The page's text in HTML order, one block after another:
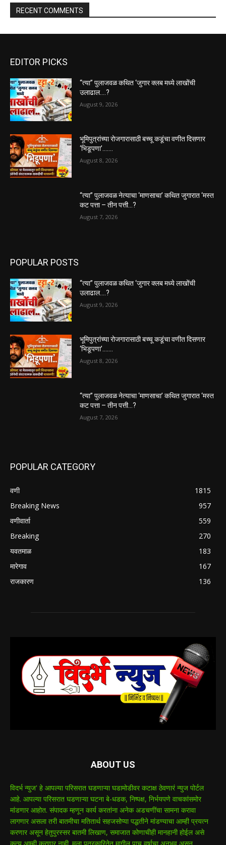
RECENT COMMENTS
EDITOR PICKS
“त्या” पुलाजवळ कथित ‘जुगार क्लब मध्ये लाखोंची
उलाढाल….?
August 9, 2026
भूमिपुत्रांच्या रोजगारासाठी बच्चू कडूंचा वणीत दिसणार
‘भिडूपणा’…….
August 8, 2026
“त्या” पुलाजवळ नेत्याचा ‘माणसाचा’ कथित जुगारात ‘मस्त
कट पत्ता – तीन पत्ती…?
August 7, 2026
POPULAR POSTS
“त्या” पुलाजवळ कथित ‘जुगार क्लब मध्ये लाखोंची
उलाढाल….?
August 9, 2026
भूमिपुत्रांच्या रोजगारासाठी बच्चू कडूंचा वणीत दिसणार
‘भिडूपणा’…….
August 8, 2026
“त्या” पुलाजवळ नेत्याचा ‘माणसाचा’ कथित जुगारात ‘मस्त
कट पत्ता – तीन पत्ती…?
August 7, 2026
POPULAR CATEGORY
वणी
1815
Breaking News
957
वणीवार्ता
559
Breaking
270
यवतमाळ
183
मारेगाव
167
राजकारण
136
ABOUT US
विदर्भ न्युज' हे आपल्या परिसरात घडणाऱ्या घडामोडीवर कटाक्ष ठेवणारं न्युज पोर्टल
आहे. आपल्या परिसरात घडणाऱ्या घटना बे-धडक, निष्पक्ष, निर्भयपणे वाचकांसमोर
मांडणार आहोत. संपादक म्हणून कार्य करतांना अनेक अडचणींचा सामना करावा
लागणार असला तरी बातमीचा मतितार्थ सहजसोप्या पद्धतीने मांडण्याचा आम्ही प्रयत्न
करणार असून हेतुपुरस्सर बातमी लिखाण, समाजात कोणाचीही मानहानी होईल असे
कृत्य आम्ही करणार नाही. मला पत्रकारितेत मागील पाच वर्षाचा अनुभव असून